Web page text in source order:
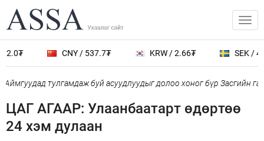
CNY / 537.7₮ KRW / 2.66₮ SEK /
тулгамдаж буй асуудлуудыг долоо хоног бүр Засгийн
ЦАГ АГААР: Улаанбаатарт өдөртөө
24 хэм дулаан